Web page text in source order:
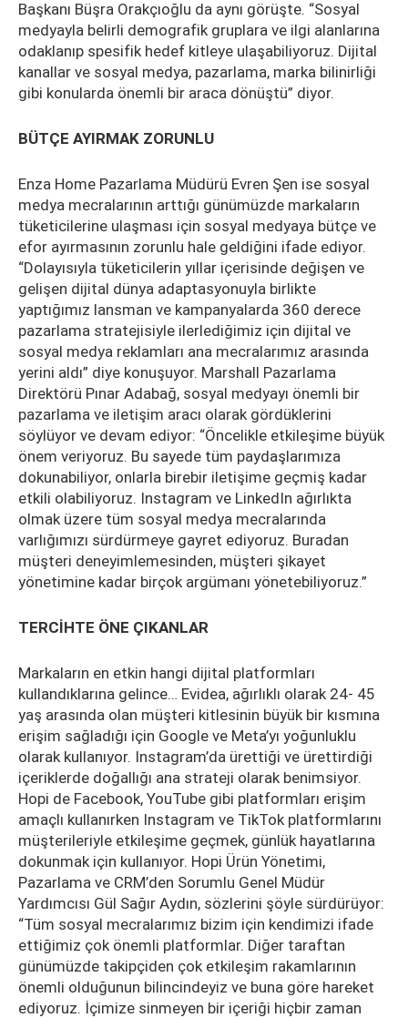
Başkanı Büşra Orakçıoğlu da aynı görüşte. “Sosyal
medyayla belirli demografik gruplara ve ilgi alanlarına
odaklanıp spesifik hedef kitleye ulaşabiliyoruz. Dijital
kanallar ve sosyal medya, pazarlama, marka bilinirliği
gibi konularda önemli bir araca dönüştü” diyor.
BÜTÇE AYIRMAK ZORUNLU
Enza Home Pazarlama Müdürü Evren Şen ise sosyal
medya mecralarının arttığı günümüzde markaların
tüketicilerine ulaşması için sosyal medyaya bütçe ve
efor ayırmasının zorunlu hale geldiğini ifade ediyor.
“Dolayısıyla tüketicilerin yıllar içerisinde değişen ve
gelişen dijital dünya adaptasyonuyla birlikte
yaptığımız lansman ve kampanyalarda 360 derece
pazarlama stratejisiyle ilerlediğimiz için dijital ve
sosyal medya reklamları ana mecralarımız arasında
yerini aldı” diye konuşuyor. Marshall Pazarlama
Direktörü Pınar Adabağ, sosyal medyayı önemli bir
pazarlama ve iletişim aracı olarak gördüklerini
söylüyor ve devam ediyor: “Öncelikle etkileşime büyük
önem veriyoruz. Bu sayede tüm paydaşlarımıza
dokunabiliyor, onlarla birebir iletişime geçmiş kadar
etkili olabiliyoruz. Instagram ve LinkedIn ağırlıkta
olmak üzere tüm sosyal medya mecralarında
varlığımızı sürdürmeye gayret ediyoruz. Buradan
müşteri deneyimlemesinden, müşteri şikayet
yönetimine kadar birçok argümanı yönetebiliyoruz.”
TERCİHTE ÖNE ÇIKANLAR
Markaların en etkin hangi dijital platformları
kullandıklarına gelince… Evidea, ağırlıklı olarak 24- 45
yaş arasında olan müşteri kitlesinin büyük bir kısmına
erişim sağladığı için Google ve Meta’yı yoğunluklu
olarak kullanıyor. Instagram’da ürettiği ve ürettirdiği
içeriklerde doğallığı ana strateji olarak benimsiyor.
Hopi de Facebook, YouTube gibi platformları erişim
amaçlı kullanırken Instagram ve TikTok platformlarını
müşterileriyle etkileşime geçmek, günlük hayatlarına
dokunmak için kullanıyor. Hopi Ürün Yönetimi,
Pazarlama ve CRM’den Sorumlu Genel Müdür
Yardımcısı Gül Sağır Aydın, sözlerini şöyle sürdürüyor:
“Tüm sosyal mecralarımız bizim için kendimizi ifade
ettiğimiz çok önemli platformlar. Diğer taraftan
günümüzde takipçiden çok etkileşim rakamlarının
önemli olduğunun bilincindeyiz ve buna göre hareket
ediyoruz. İçimize sinmeyen bir içeriği hiçbir zaman